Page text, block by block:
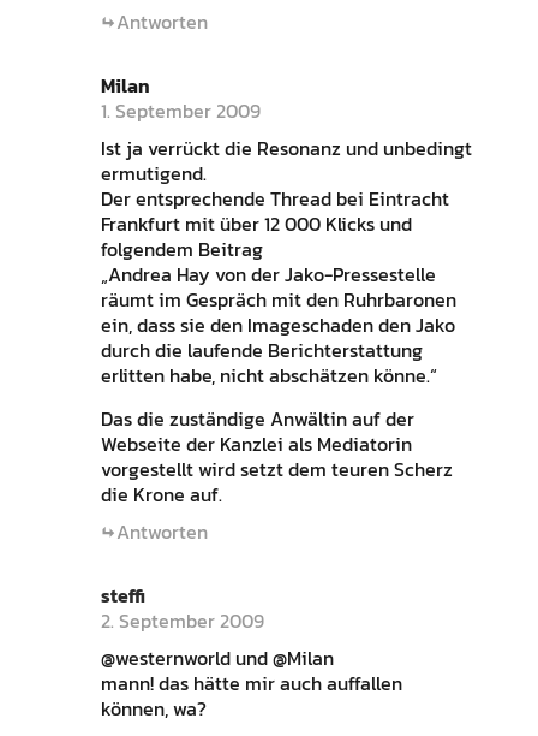
Antworten
Milan
1. September 2009
Ist ja verrückt die Resonanz und unbedingt
ermutigend.
Der entsprechende Thread bei Eintracht
Frankfurt mit über 12 000 Klicks und
folgendem Beitrag
„Andrea Hay von der Jako-Pressestelle
räumt im Gespräch mit den Ruhrbaronen
ein, dass sie den Imageschaden den Jako
durch die laufende Berichterstattung
erlitten habe, nicht abschätzen könne.“
Das die zuständige Anwältin auf der
Webseite der Kanzlei als Mediatorin
vorgestellt wird setzt dem teuren Scherz
die Krone auf.
Antworten
steffi
2. September 2009
@westernworld und @Milan
mann! das hätte mir auch auffallen
können, wa?